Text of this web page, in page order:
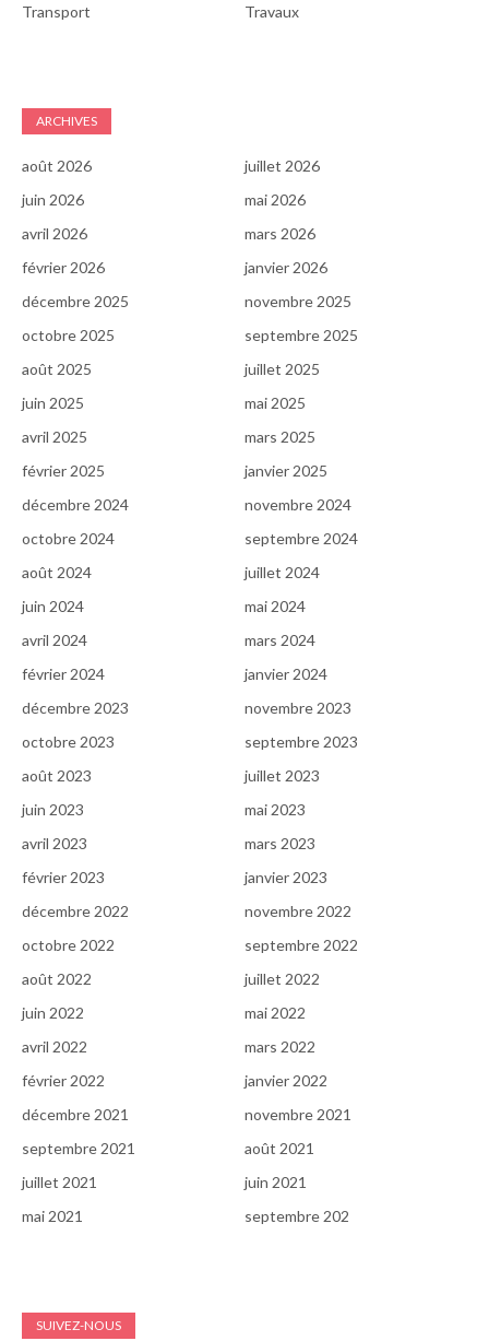
Transport
Travaux
ARCHIVES
août 2026
juillet 2026
juin 2026
mai 2026
avril 2026
mars 2026
février 2026
janvier 2026
décembre 2025
novembre 2025
octobre 2025
septembre 2025
août 2025
juillet 2025
juin 2025
mai 2025
avril 2025
mars 2025
février 2025
janvier 2025
décembre 2024
novembre 2024
octobre 2024
septembre 2024
août 2024
juillet 2024
juin 2024
mai 2024
avril 2024
mars 2024
février 2024
janvier 2024
décembre 2023
novembre 2023
octobre 2023
septembre 2023
août 2023
juillet 2023
juin 2023
mai 2023
avril 2023
mars 2023
février 2023
janvier 2023
décembre 2022
novembre 2022
octobre 2022
septembre 2022
août 2022
juillet 2022
juin 2022
mai 2022
avril 2022
mars 2022
février 2022
janvier 2022
décembre 2021
novembre 2021
septembre 2021
août 2021
juillet 2021
juin 2021
mai 2021
septembre 202
SUIVEZ-NOUS